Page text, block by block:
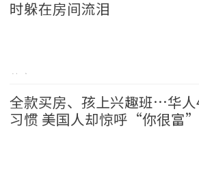
时躲在房间流泪
体育 2026-08-08
全款买房、孩上兴趣班…华人
习惯 美国人却惊呼“你很富”